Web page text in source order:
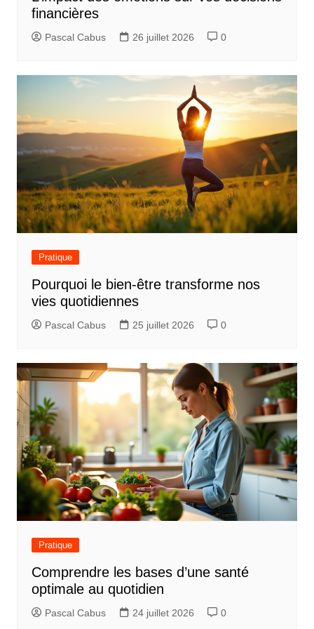
financières
Pascal Cabus 26 juillet 2026 0
Pratique
Pourquoi le bien-être transforme nos
vies quotidiennes
Pascal Cabus 25 juillet 2026 0
Pratique
Comprendre les bases d’une santé
optimale au quotidien
Pascal Cabus 24 juillet 2026 0